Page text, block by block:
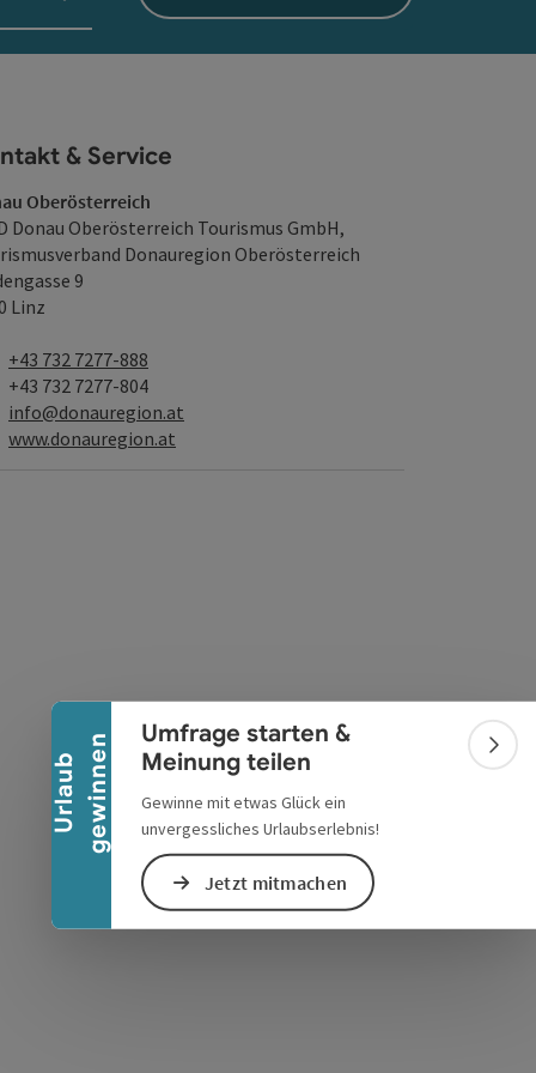
U
r
l
a
u
b
g
e
w
i
n
n
en
Banner einklappen
Umfrage starten &
Meinung teilen
Gewinne mit etwas Glück ein
unvergessliches Urlaubserlebnis!
Jetzt mitmachen
& Service
Oberösterreich
Donau Oberösterreich Tourismus GmbH,
Donauregion Oberösterreich
9
Linz
Telefon
+43 732 7277-888
Fax
+43 732 7277-804
E-Mail
info@donauregion.at
Web
www.donauregion.at